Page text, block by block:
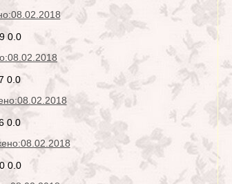
0.0
0.0
0.0
0.0